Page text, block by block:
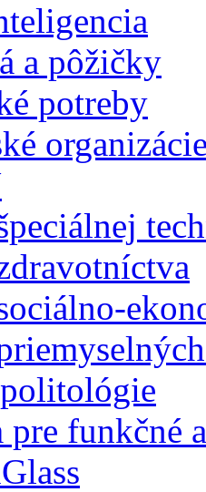
a pôžičky
potreby
pre funkčné